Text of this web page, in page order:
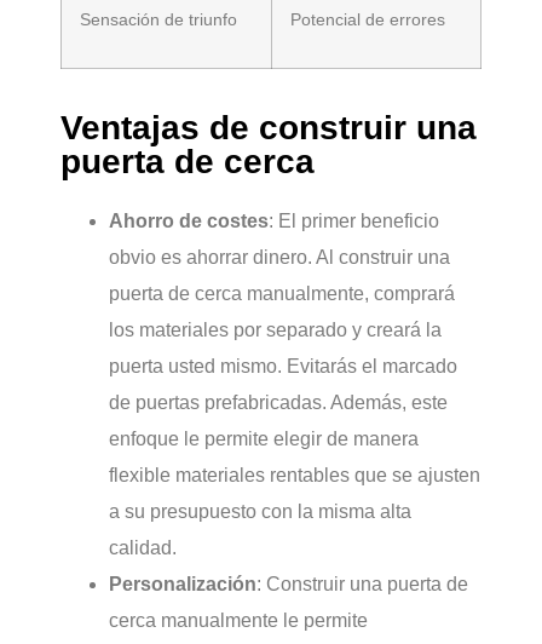
Sensación de triunfo Potencial de errores
Ventajas de construir una
puerta de cerca
Ahorro de costes: El primer beneficio
obvio es ahorrar dinero. Al construir una
puerta de cerca manualmente, comprará
los materiales por separado y creará la
puerta usted mismo. Evitarás el marcado
de puertas prefabricadas. Además, este
enfoque le permite elegir de manera
flexible materiales rentables que se ajusten
a su presupuesto con la misma alta
calidad.
Personalización: Construir una puerta de
cerca manualmente le permite